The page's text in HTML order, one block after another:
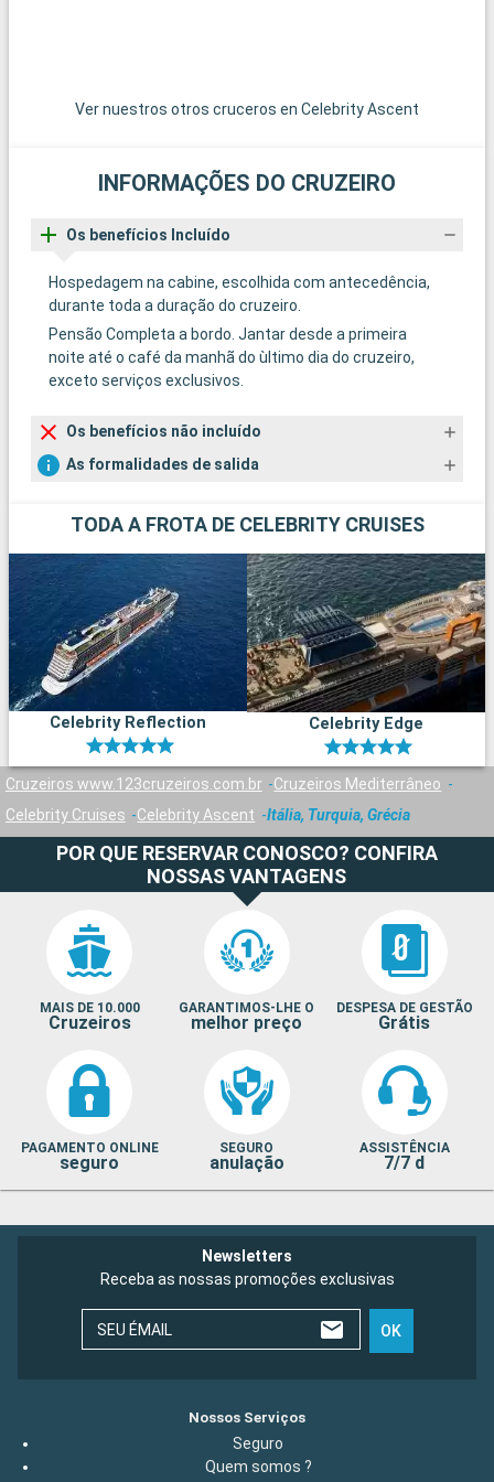
Ver nuestros otros cruceros en Celebrity Ascent
INFORMAÇÕES DO CRUZEIRO
Os benefícios Incluído
Hospedagem na cabine, escolhida com antecedência,
durante toda a duração do cruzeiro.
Pensão Completa a bordo. Jantar desde a primeira
noite até o café da manhã do ùltimo dia do cruzeiro,
exceto serviços exclusivos.
Os benefícios não incluído
As formalidades de salida
TODA A FROTA DE CELEBRITY CRUISES
Celebrity Reflection Celebrity Edge
Cruzeiros www.123cruzeiros.com.br
Cruzeiros Mediterrâneo
Celebrity Cruises
Celebrity Ascent Itália, Turquia, Grécia
POR QUE RESERVAR CONOSCO? CONFIRA
NOSSAS VANTAGENS
MAIS DE 10.000
Cruzeiros
GARANTIMOS-LHE O
melhor preço
DESPESA DE GESTÃO
Grátis
PAGAMENTO ONLINE
seguro
SEGURO
anulação
ASSISTÊNCIA
7/7 d
Newsletters
Receba as nossas promoções exclusivas
SEU ÉMAIL OK
Nossos Serviços
Seguro
Quem somos ?